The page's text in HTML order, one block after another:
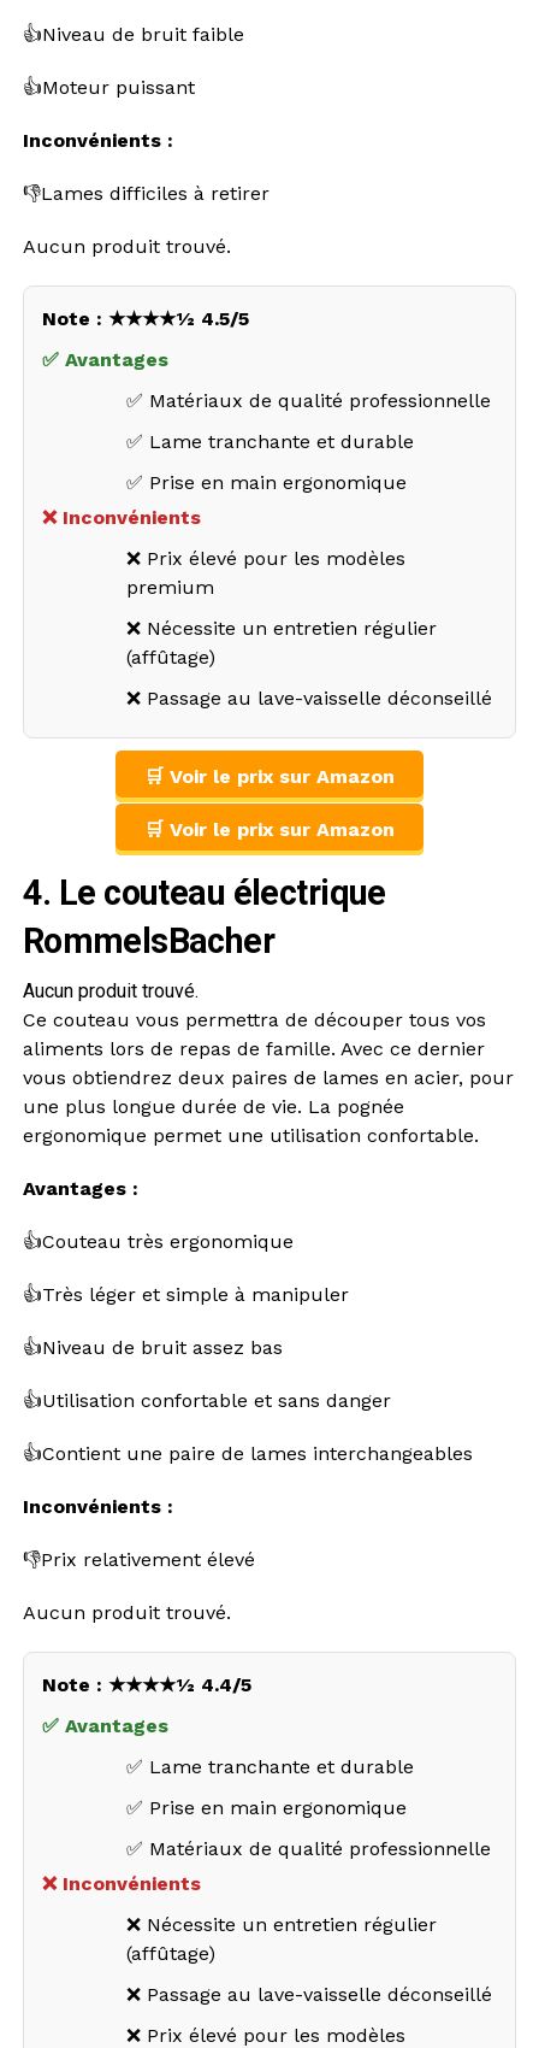
👍Niveau de bruit faible
👍Moteur puissant
Inconvénients :
👎Lames difficiles à retirer
Aucun produit trouvé.
Note : ★★★★½ 4.5/5
✅ Avantages
✅ Matériaux de qualité professionnelle
✅ Lame tranchante et durable
✅ Prise en main ergonomique
❌ Inconvénients
❌ Prix élevé pour les modèles
premium
❌ Nécessite un entretien régulier
(affûtage)
❌ Passage au lave-vaisselle déconseillé
🛒 Voir le prix sur Amazon
🛒 Voir le prix sur Amazon
4. Le couteau électrique
RommelsBacher
Aucun produit trouvé.
Ce couteau vous permettra de découper tous vos
aliments lors de repas de famille. Avec ce dernier
vous obtiendrez deux paires de lames en acier, pour
une plus longue durée de vie. La pognée
ergonomique permet une utilisation confortable.
Avantages :
👍Couteau très ergonomique
👍Très léger et simple à manipuler
👍Niveau de bruit assez bas
👍Utilisation confortable et sans danger
👍Contient une paire de lames interchangeables
Inconvénients :
👎Prix relativement élevé
Aucun produit trouvé.
Note : ★★★★½ 4.4/5
✅ Avantages
✅ Lame tranchante et durable
✅ Prise en main ergonomique
✅ Matériaux de qualité professionnelle
❌ Inconvénients
❌ Nécessite un entretien régulier
(affûtage)
❌ Passage au lave-vaisselle déconseillé
❌ Prix élevé pour les modèles